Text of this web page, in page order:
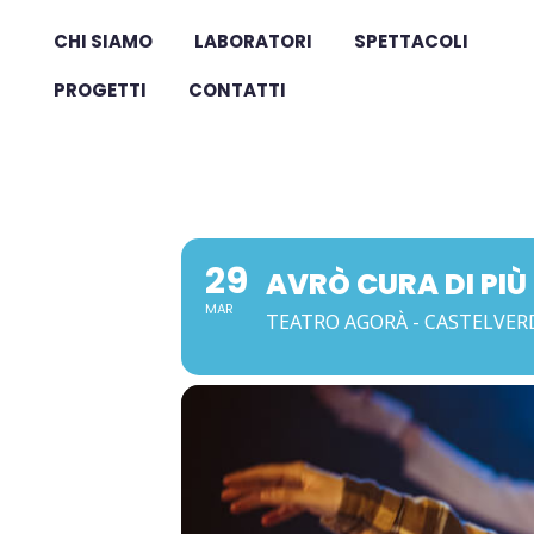
CHI SIAMO LABORATORI
SPETTACOLI
PROGETTI
CONTATTI
29
MAR
AVRÒ CURA DI PIÙ
TEATRO AGORÀ -